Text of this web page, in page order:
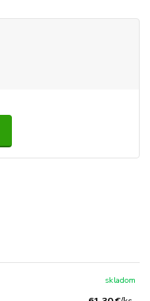
skladom